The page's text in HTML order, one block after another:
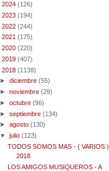
2024 (126)
2023 (194)
2022 (244)
2021 (175)
2020 (220)
2019 (407)
2018 (1138)
►diciembre (55)
►noviembre (29)
►octubre (96)
►septiembre (134)
►agosto (130)
▼julio (123)
TODOS SOMOS MAS - ( VARIOS )
2018
LOS AMIGOS MUSIQUEROS - A